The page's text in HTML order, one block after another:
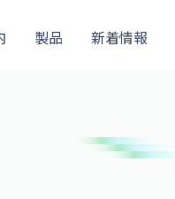
製品 新着情報